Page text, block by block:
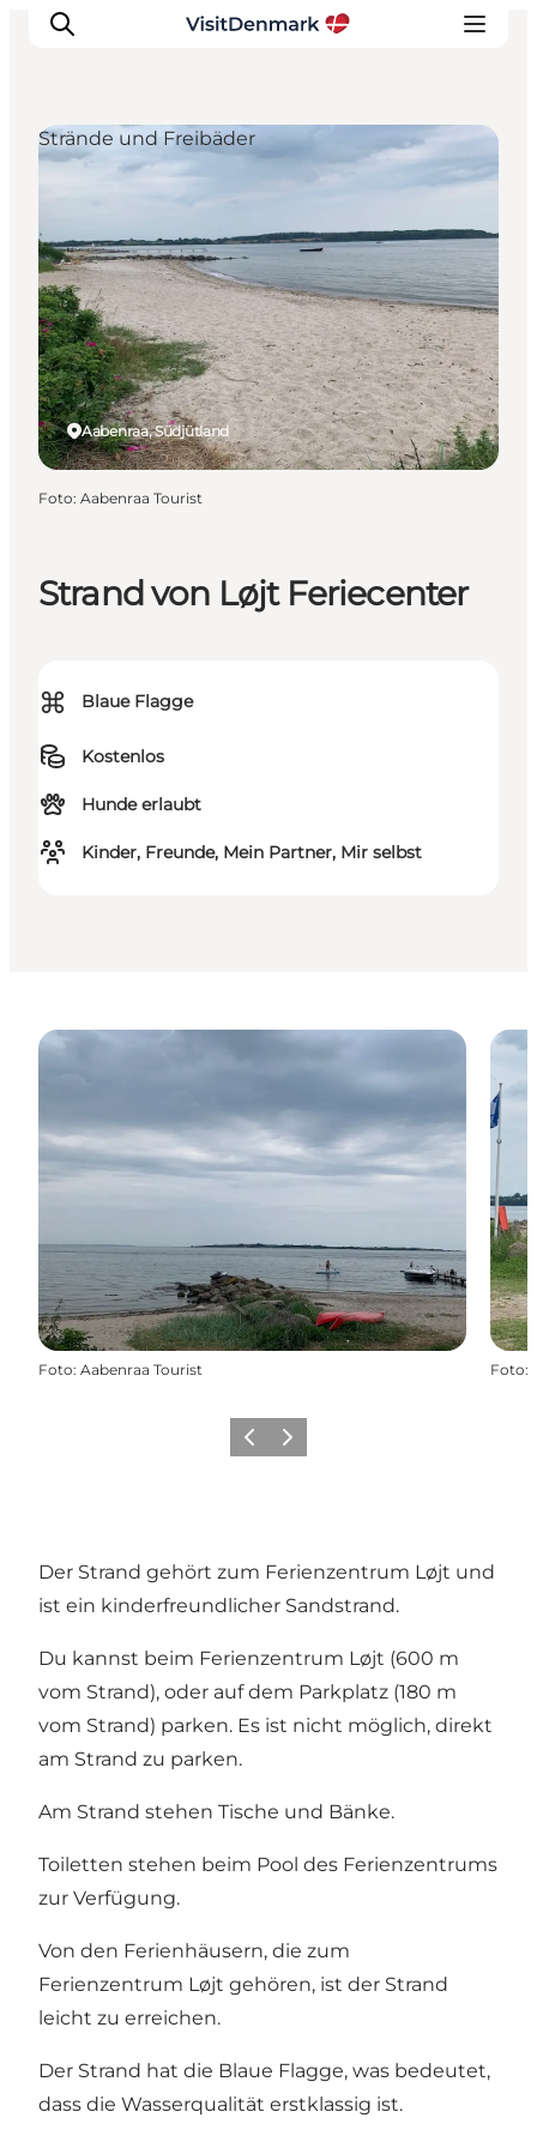
Regionen
Erlebnisse
Unterkünfte
Reiseplanung
Strand von Løjt Feriecenter
⌘ Blaue Flagge
Kostenlos
Hunde erlaubt
Kinder, Freunde, Mein Partner, Mir selbst
Aabenraa, Südjütland
Strände und Freibäder
Foto: Aabenraa Tourist
Foto: Aabenraa Tourist Foto:
ZurückWeiter
Der Strand gehört zum Ferienzentrum Løjt und
ist ein kinderfreundlicher Sandstrand.
Du kannst beim Ferienzentrum Løjt (600 m
vom Strand), oder auf dem Parkplatz (180 m
vom Strand) parken. Es ist nicht möglich, direkt
am Strand zu parken.
Am Strand stehen Tische und Bänke.
Toiletten stehen beim Pool des Ferienzentrums
zur Verfügung.
Von den Ferienhäusern, die zum
Ferienzentrum Løjt gehören, ist der Strand
leicht zu erreichen.
Der Strand hat die Blaue Flagge, was bedeutet,
dass die Wasserqualität erstklassig ist.